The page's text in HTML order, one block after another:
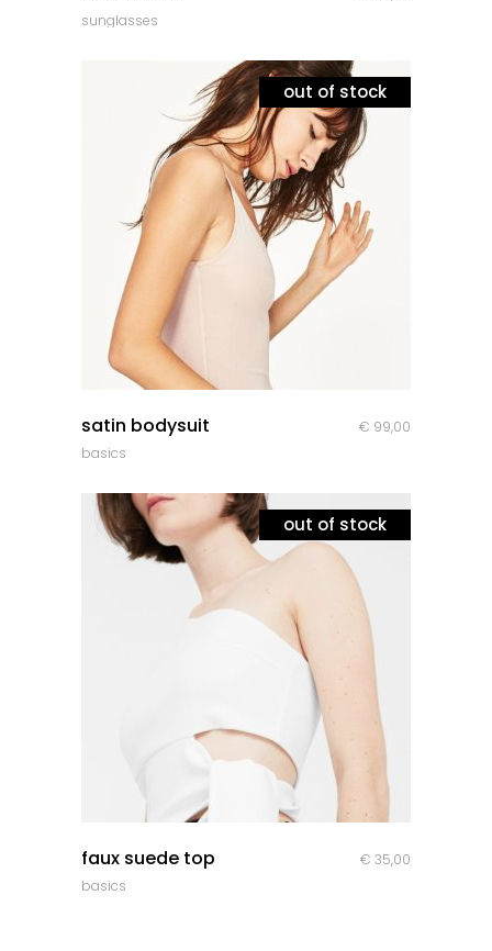
sunglasses
out of stock
satin bodysuit € 99,00
basics
out of stock
faux suede top € 35,00
basics